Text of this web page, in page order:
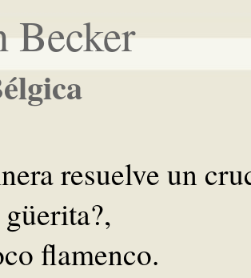
Becker
resuelve un
flamenco.